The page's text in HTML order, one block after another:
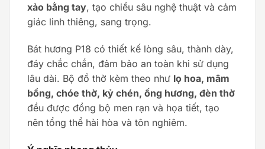
xảo bằng tay, tạo chiều sâu nghệ thuật và cảm
giác linh thiêng, sang trọng.
Bát hương P18 có thiết kế lòng sâu, thành dày,
đáy chắc chắn, đảm bảo an toàn khi sử dụng
lâu dài. Bộ đồ thờ kèm theo như lọ hoa, mâm
bồng, chóe thờ, kỷ chén, ống hương, đèn thờ
đều được đồng bộ men rạn và họa tiết, tạo
nên tổng thể hài hòa và tôn nghiêm.